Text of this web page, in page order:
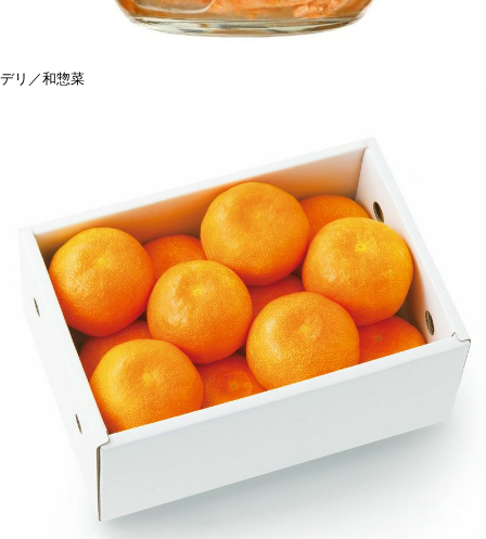
デリ／和惣菜